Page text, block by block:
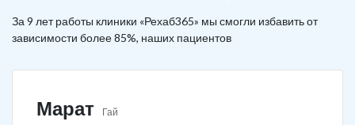
За 9 лет работы клиники «Рехаб365» мы смогли избавить от
зависимости более 85%, наших пациентов
Марат Гай